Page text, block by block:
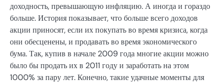
доходность, превышающую инфляцию. А иногда и гораздо
больше. История показывает, что больше всего доходов
акции приносят, если их покупать во время кризиса, когда
они обесценены, и продавать во время экономического
бума. Так, купив в начале 2009 года многие акции можно
было бы продать их в 2011 году и заработать на этом
1000% за пару лет. Конечно, такие удачные моменты для